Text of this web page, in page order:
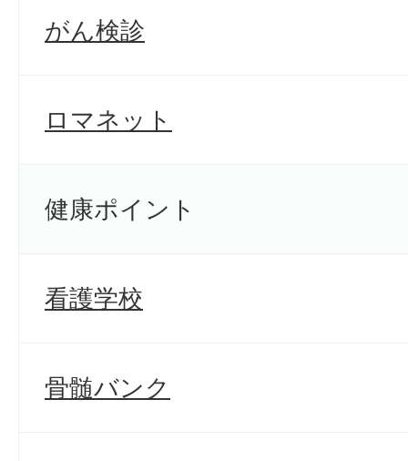
がん検診
ロマネット
健康ポイント
看護学校
骨髄バンク